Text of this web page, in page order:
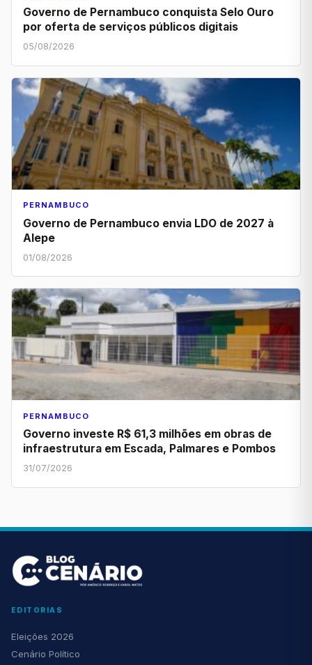
Governo de Pernambuco conquista Selo Ouro
por oferta de serviços públicos digitais
05/08/2026
PERNAMBUCO
Governo de Pernambuco envia LDO de 2027 à
Alepe
01/08/2026
PERNAMBUCO
Governo investe R$ 61,3 milhões em obras de
infraestrutura em Escada, Palmares e Pombos
31/07/2026
EDITORIAS
Eleições 2026
Cenário Político